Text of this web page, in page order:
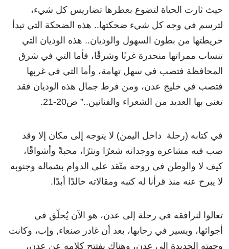
حيث ثارت الحياة لتضوع بعطرها تضاريس كل شيء،
لترسم في وجه كل شيء ضحكتها.. هذه الضحكة التي تبدأ
خريطتها من بطون السهول والوديان.. هذه الوديان التي
تنساب ممراتها منحدرة غربًا وشرقًا، فأما التي في شرق
المحافظة فتصب في سهل تهامة، وأما التي في غربها
فتصب في خليج عدن، ومن فرط جمال هذه الوديان فقد
تغنى بها العديد من الشعراء والفنانين..” ص20-21.
في كتابه (رحلة داخل اليمن) لا يتوجه إلى مكان إلا وقد
صب فيه مشاعره ووجدانه شعرًا ونثرًا، محبةً وأشواقًا،
كيف لا والوطن في روحه متّقد على الدوام بشماله وجنوبه
لا يبرح عنه منذ قرأنا له كتبه ومقالاته خالدًا أبدًا.
تعالوا لنرافقه في رحلة إلى عدن، هو الآن يُحلّق في
أجوائها، ويسير في رحابها، بعد أن غادر صنعاء, وإب، وكانت
وجهته الجديدة إلى عدن، وهناك يفتتح كلامه عن عدن،